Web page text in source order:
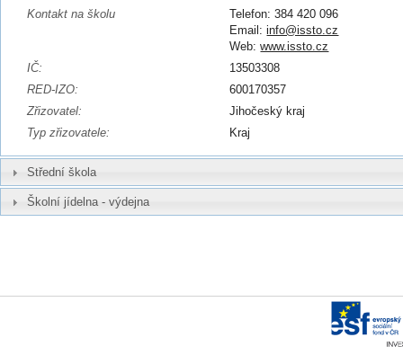
Kontakt na školu
Telefon: 384 420 096
Email:info@issto.cz
Web:www.issto.cz
IČ:
13503308
RED-IZO:
600170357
Zřizovatel:
Jihočeský kraj
Typ zřizovatele:
Kraj
Střední škola
Školní jídelna - výdejna